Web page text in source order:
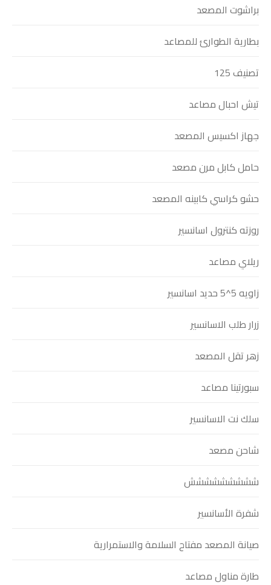
براشوت المصعد
بطارية الطوارئ للمصاعد
تصنيف 125
تيش احبال مصاعد
جهاز اكسيس المصعد
حامل كابل مرن مصعد
حشو كراسي كابينه المصعد
روزته كنترول اسانسير
ريلاي مصاعد
زاويه 5^5 حديد اسانسير
زرار طلب الاسانسير
زهر تقل المصعد
سبورتينا مصاعد
سلك نت الاسانسير
شاحن مصعد
ششششششششش
شفرة الأسانسير
صيانة المصعد مفتاح السلامة والاستمرارية
طارة مناول مصاعد